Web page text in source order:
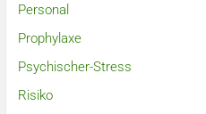
Personal
Prophylaxe
Psychischer-Stress
Risiko